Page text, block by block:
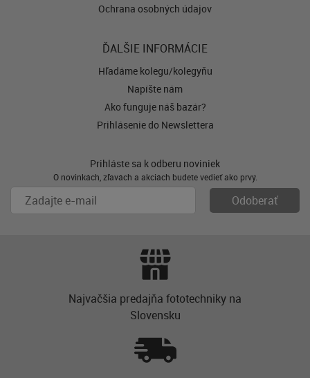
Ochrana osobných údajov
ĎALŠIE INFORMÁCIE
Hľadáme kolegu/kolegyňu
Napíšte nám
Ako funguje náš bazár?
Prihlásenie do Newslettera
Prihláste sa k odberu noviniek
O novinkách, zľavách a akciách budete vedieť ako prvý.
Najvačšia predajňa fototechniky na
Slovensku